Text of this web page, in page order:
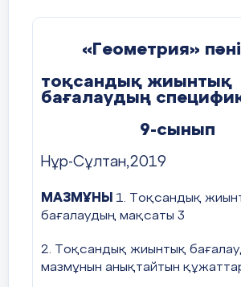
5 минут Бүгінгі
-
2018-2019 оқу
Геометрияның алғашқы
№
«Геометрия»
тоқсандық жиынтық
бағалаудың
9-сынып
Нұр-Сұлтан,2019
МАЗМҰНЫ 1. Тоқсандық
бағалаудың мақсаты 3
2. Тоқсандық жиынтық
мазмұнын анықтайтын